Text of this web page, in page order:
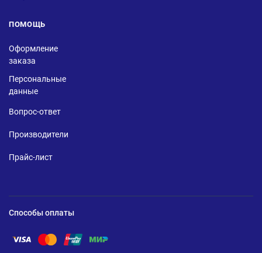
ПОМОЩЬ
Оформление
заказа
Персональные
данные
Вопрос-ответ
Производители
Прайс-лист
Способы оплаты
Помощь по оплате Visa
Помощь по оплате Mastercard
Помощь по оплате UnionPay
Помощь по оплате Мир